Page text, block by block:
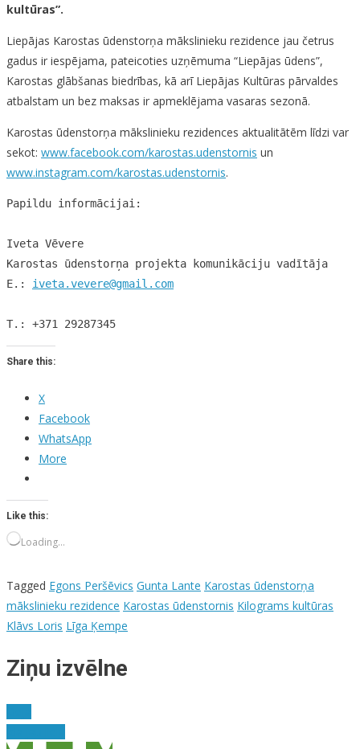
kultūras”.
Liepājas Karostas ūdenstorņa mākslinieku rezidence jau četrus
gadus ir iespējama, pateicoties uzņēmuma “Liepājas ūdens”,
Karostas glābšanas biedrības, kā arī Liepājas Kultūras pārvaldes
atbalstam un bez maksas ir apmeklējama vasaras sezonā.
Karostas ūdenstorņa mākslinieku rezidences aktualitātēm līdzi var
sekot: www.facebook.com/karostas.udenstornis un
www.instagram.com/karostas.udenstornis.
Papildu informācijai:
Iveta Vēvere
Karostas ūdenstorņa projekta komunikāciju vadītāja
E.: iveta.vevere@gmail.com
T.: +371 29287345
Share this:
X
Facebook
WhatsApp
More
Like this:
Loading…
Tagged Egons Peršēvics Gunta Lante Karostas ūdenstorņa
mākslinieku rezidence Karostas ūdenstornis Kilograms kultūras
Klāvs Loris Līga Ķempe
Ziņu izvēlne